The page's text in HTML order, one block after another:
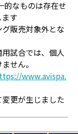
的なものは存在せ
す
販売対象外とな
試合では、個人
せん。
www.avispa.
更が生じました